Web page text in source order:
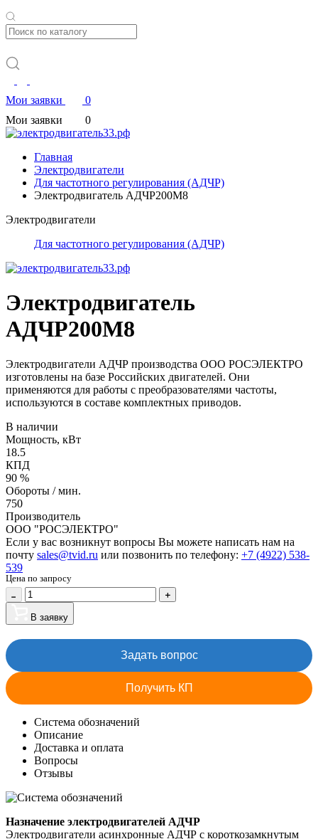
Мои заявки
0
Мои заявки
0
Главная
Электродвигатели
Для частотного регулирования (АДЧР)
Электродвигатель АДЧР200М8
Электродвигатели
Для частотного регулирования (АДЧР)
Электродвигатель
АДЧР200М8
Электродвигатели АДЧР производства ООО РОСЭЛЕКТРО
изготовлены на базе Российских двигателей. Они
применяются для работы с преобразователями частоты,
используются в составе комплектных приводов.
В наличии
Мощность, кВт
18.5
КПД
90 %
Обороты / мин.
750
Производитель
ООО "РОСЭЛЕКТРО"
Если у вас возникнут вопросы Вы можете написать нам на
почту sales@tvid.ru или позвонить по телефону: +7 (4922) 538-
539
Цена по запросу
В заявку
Задать вопрос
Получить КП
Система обозначений
Описание
Доставка и оплата
Вопросы
Отзывы
Назначение электродвигателей АДЧР
Электродвигатели асинхронные АДЧР с короткозамкнутым